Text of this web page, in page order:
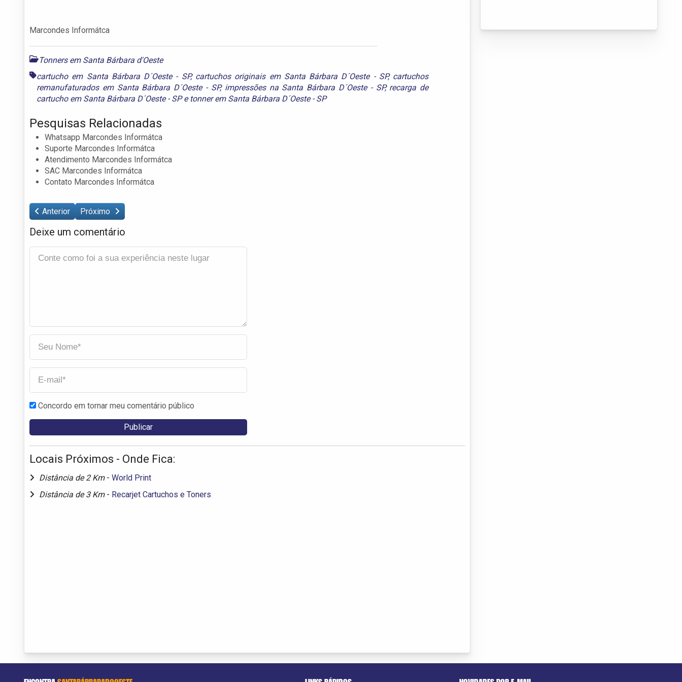
Marcondes Informátca
Tonners em Santa Bárbara d'Oeste
cartucho em Santa Bárbara D´Oeste - SP, cartuchos originais em Santa Bárbara D´Oeste - SP, cartuchos
remanufaturados em Santa Bárbara D´Oeste - SP, impressões na Santa Bárbara D´Oeste - SP, recarga de
cartucho em Santa Bárbara D´Oeste - SPe tonner em Santa Bárbara D´Oeste - SP
Pesquisas Relacionadas
Whatsapp Marcondes Informátca
Suporte Marcondes Informátca
Atendimento Marcondes Informátca
SAC Marcondes Informátca
Contato Marcondes Informátca
Anterior Próximo
Deixe um comentário
Concordo em tornar meu comentário público
Locais Próximos - Onde Fica:
Distância de 2 Km - World Print
Distância de 3 Km - Recarjet Cartuchos e Toners